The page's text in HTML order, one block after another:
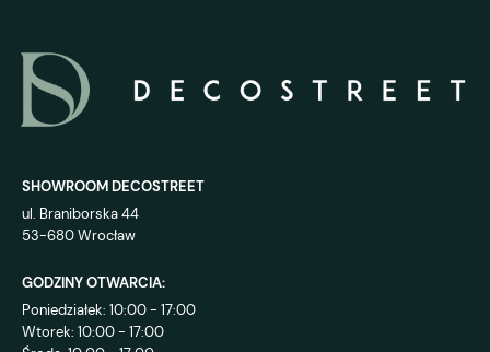
SHOWROOM DECOSTREET
ul. Braniborska 44
53-680 Wrocław
GODZINY OTWARCIA:
Poniedziałek: 10:00 - 17:00
Wtorek: 10:00 - 17:00